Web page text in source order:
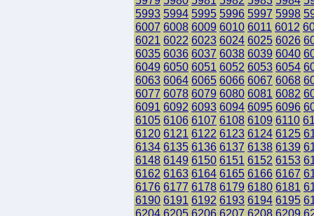
5993 5994 5995 5996 5997 5998
6007 6008 6009 6010 6011 6012
6021 6022 6023 6024 6025 6026
6035 6036 6037 6038 6039 6040
6049 6050 6051 6052 6053 6054
6063 6064 6065 6066 6067 6068
6077 6078 6079 6080 6081 6082
6091 6092 6093 6094 6095 6096
6105 6106 6107 6108 6109 6110
6120 6121 6122 6123 6124 6125
6134 6135 6136 6137 6138 6139
6148 6149 6150 6151 6152 6153
6162 6163 6164 6165 6166 6167
6176 6177 6178 6179 6180 6181
6190 6191 6192 6193 6194 6195
6204 6205 6206 6207 6208 6209